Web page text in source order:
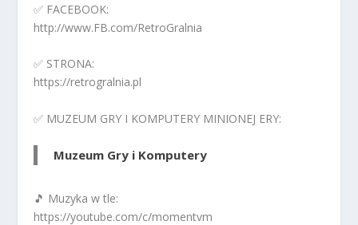
✅ FACEBOOK:
http://www.FB.com/RetroGralnia
✅ STRONA:
https://retrogralnia.pl
✅ MUZEUM GRY I KOMPUTERY MINIONEJ ERY:
Muzeum Gry i Komputery
🎵 Muzyka w tle:
https://youtube.com/c/momentvm